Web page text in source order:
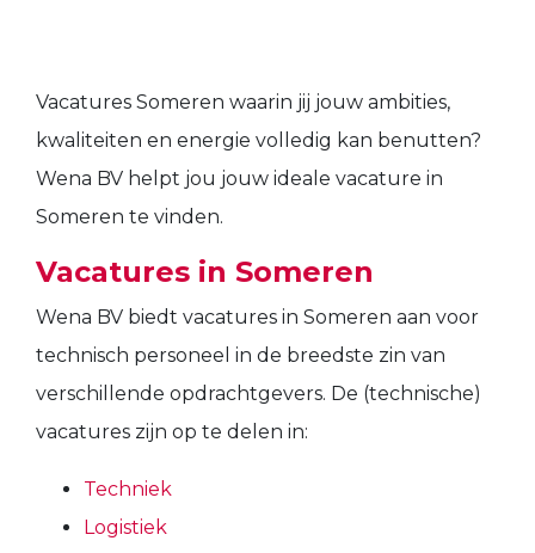
Vacatures Someren waarin jij jouw ambities,
kwaliteiten en energie volledig kan benutten?
Wena BV helpt jou jouw ideale vacature in
Someren te vinden.
Vacatures in Someren
Wena BV biedt vacatures in Someren aan voor
technisch personeel in de breedste zin van
verschillende opdrachtgevers. De (technische)
vacatures zijn op te delen in:
Techniek
Logistiek